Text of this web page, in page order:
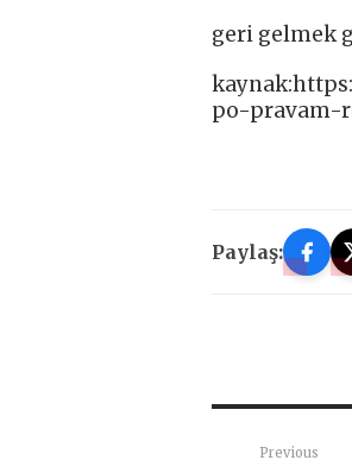
geri gelmek
po-pravam-
Paylaş:
Previous